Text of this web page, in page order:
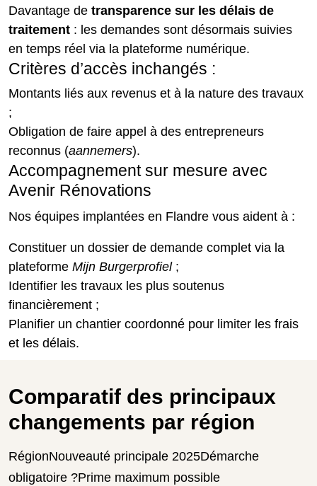
Davantage de transparence sur les délais de
traitement : les demandes sont désormais suivies
en temps réel via la plateforme numérique.
Critères d’accès inchangés :
Montants liés aux revenus et à la nature des travaux
;
Obligation de faire appel à des entrepreneurs
reconnus (aannemers).
Accompagnement sur mesure avec
Avenir Rénovations
Nos équipes implantées en Flandre vous aident à :
Constituer un dossier de demande complet via la
plateforme Mijn Burgerprofiel;
Identifier les travaux les plus soutenus
financièrement ;
Planifier un chantier coordonné pour limiter les frais
et les délais.
Comparatif des principaux
changements par région
RégionNouveauté principale 2025Démarche
obligatoire ?Prime maximum possible